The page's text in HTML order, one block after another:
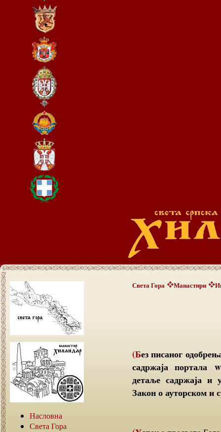
Насловна
Света Гора
Света Гора Манастири
(Без писаног одобрења аутора текстова није дозвољено преузимање
садржаја портала
детаље садржаја и
Закон о ауторском и